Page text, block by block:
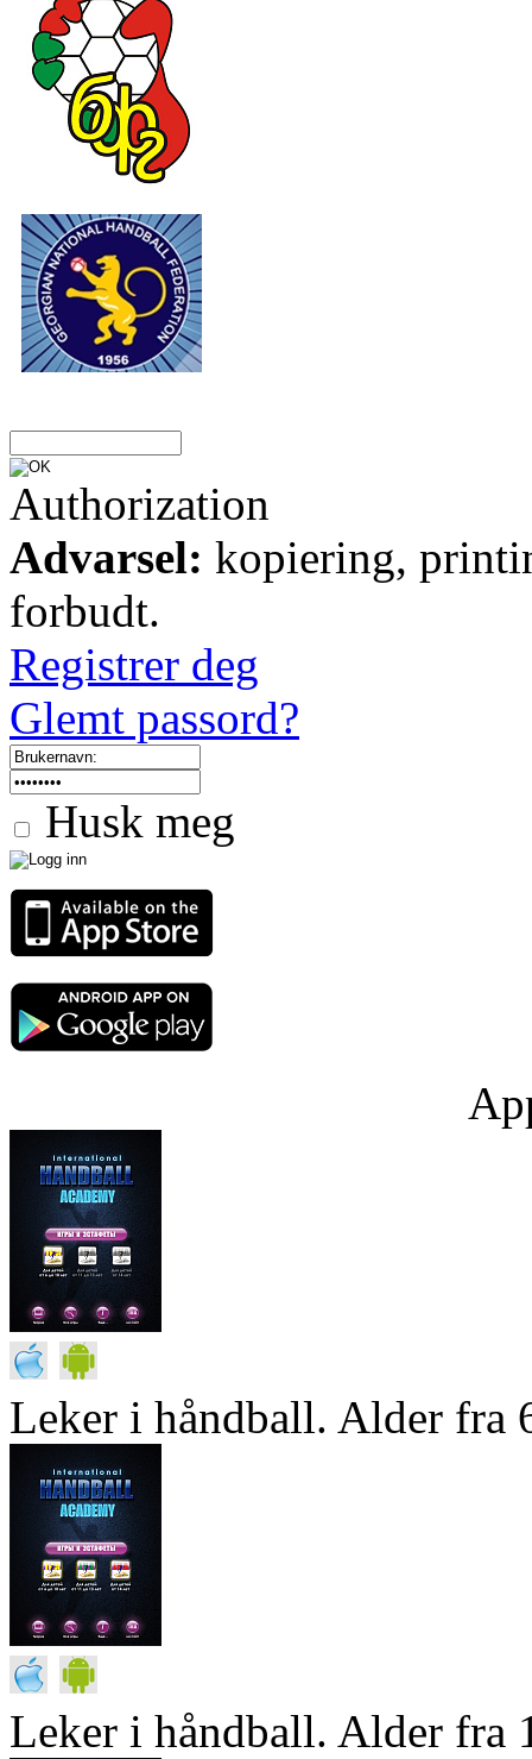
Authorization
Advarsel: kopiering,
forbudt.
Registrer deg
Glemt passord?
Husk meg
Leker i håndball. Alder fra
Leker i håndball. Alder fra